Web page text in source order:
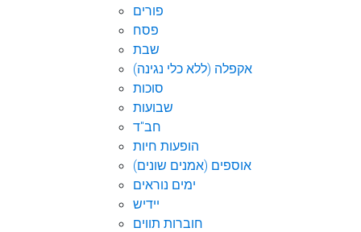
פורים
פסח
שבת
אקפלה (ללא כלי נגינה)
סוכות
שבועות
חב"ד
הופעות חיות
אוספים (אמנים שונים)
ימים נוראים
יידיש
חוברות תווים